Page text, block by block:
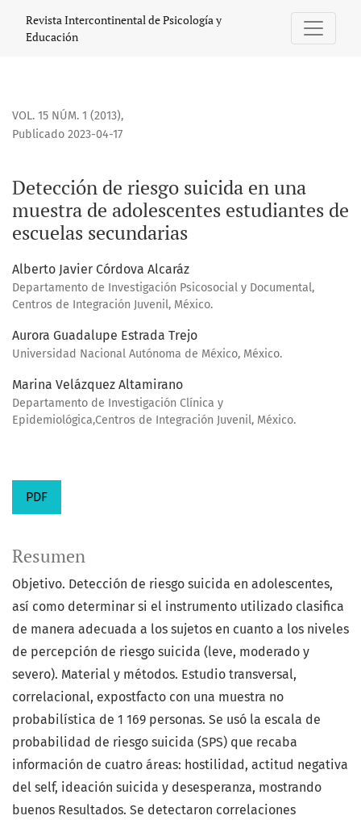
Detección de riesgo suicida en una muestra de
Revista Intercontinental de Psicología y
Educación
VOL. 15 NÚM. 1 (2013),
Detección de riesgo suicida en una
muestra de adolescentes estudiantes de
escuelas secundarias
Publicado 2023-04-17
Alberto Javier Córdova Alcaráz
Departamento de Investigación Psicosocial y Documental,
Centros de Integración Juvenil, México.
Aurora Guadalupe Estrada Trejo
Universidad Nacional Autónoma de México, México.
Marina Velázquez Altamirano
Departamento de Investigación Clínica y
Epidemiológica,Centros de Integración Juvenil, México.
PDF
Resumen
Objetivo. Detección de riesgo suicida en adolescentes,
así como determinar si el instrumento utilizado clasifica
de manera adecuada a los sujetos en cuanto a los niveles
de percepción de riesgo suicida (leve, moderado y
severo). Material y métodos. Estudio transversal,
correlacional, expostfacto con una muestra no
probabilística de 1 169 personas. Se usó la escala de
probabilidad de riesgo suicida (SPS) que recaba
información de cuatro áreas: hostilidad, actitud negativa
del self, ideación suicida y desesperanza, mostrando
buenos Resultados. Se detectaron correlaciones